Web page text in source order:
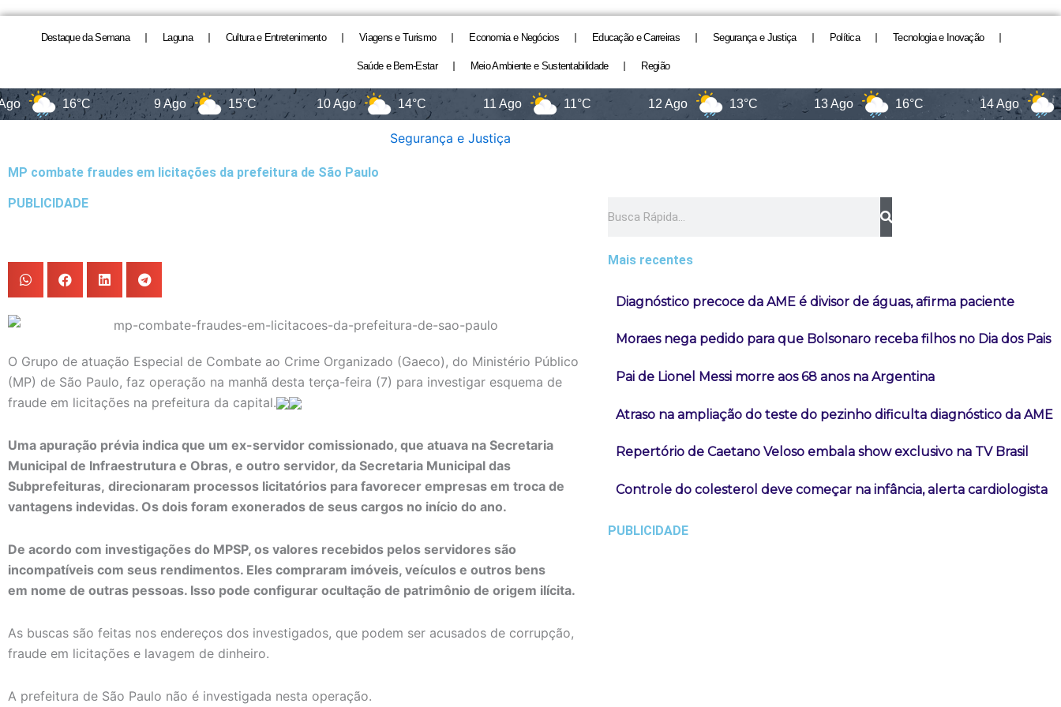
Destaque da Semana Laguna Cultura e Entretenimento Viagens e Turismo Economia e Negócios Educação e Carreiras Segurança e Justiça Política Tecnologia e Inovação
Saúde e Bem-Estar Meio Ambiente e Sustentabilidade Região
16°C 9 Ago 15°C 10 Ago 14°C 11 Ago 11°C 12 Ago 13°C 13 Ago 16°C 14 Ago
Segurança e Justiça
MP combate fraudes em licitações da prefeitura de São Paulo
PUBLICIDADE
O Grupo de atuação Especial de Combate ao Crime Organizado (Gaeco), do Ministério Público
(MP) de São Paulo, faz operação na manhã desta terça-feira (7) para investigar esquema de
fraude em licitações na prefeitura da capital.
Uma apuração prévia indica que um ex-servidor comissionado, que atuava na Secretaria
Municipal de Infraestrutura e Obras, e outro servidor, da Secretaria Municipal das
Subprefeituras, direcionaram processos licitatórios para favorecer empresas em troca de
vantagens indevidas. Os dois foram exonerados de seus cargos no início do ano.
De acordo com investigações do MPSP, os valores recebidos pelos servidores são
incompatíveis com seus rendimentos. Eles compraram imóveis, veículos e outros bens
em nome de outras pessoas. Isso pode configurar ocultação de patrimônio de origem ilícita.
As buscas são feitas nos endereços dos investigados, que podem ser acusados de corrupção,
fraude em licitações e lavagem de dinheiro.
A prefeitura de São Paulo não é investigada nesta operação.
Mais recentes
Diagnóstico precoce da AME é divisor de águas, afirma paciente
Moraes nega pedido para que Bolsonaro receba filhos no Dia dos Pais
Pai de Lionel Messi morre aos 68 anos na Argentina
Atraso na ampliação do teste do pezinho dificulta diagnóstico da AME
Repertório de Caetano Veloso embala show exclusivo na TV Brasil
Controle do colesterol deve começar na infância, alerta cardiologista
PUBLICIDADE